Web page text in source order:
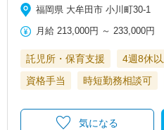
福岡県 大牟田市 小川町30‐1
月給 213,000円 ～233,000円
託児所・保育支援 4週8休以
資格手当
時短勤務相談可
気になる